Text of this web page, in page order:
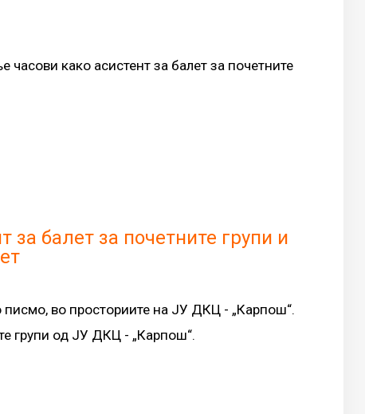
како асистент за балет за почетните
балет за почетните групи и
писмо, во просториите на ЈУ ДКЦ - „Карпош“.
групи од ЈУ ДКЦ - „Карпош“.